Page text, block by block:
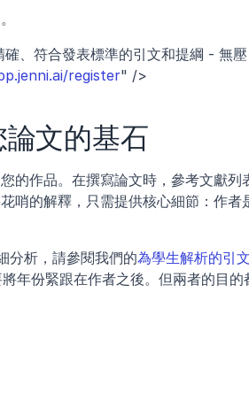
、符合發表標準的引文和提綱 - 無壓
register" />
文的基石
的作品。在撰寫論文時，參考文獻列
哨的解釋，只需提供核心細節：作者
分析，請參閱我們的為學生解析的引
年份緊跟在作者之後。但兩者的目的